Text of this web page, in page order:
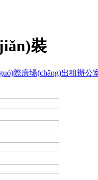
裝
際廣場(chǎng)出租辦公